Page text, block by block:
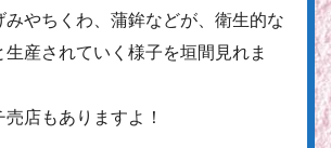
みやちくわ、蒲鉾などが、衛生的な
産されていく様子を垣間見れま
店もありますよ！